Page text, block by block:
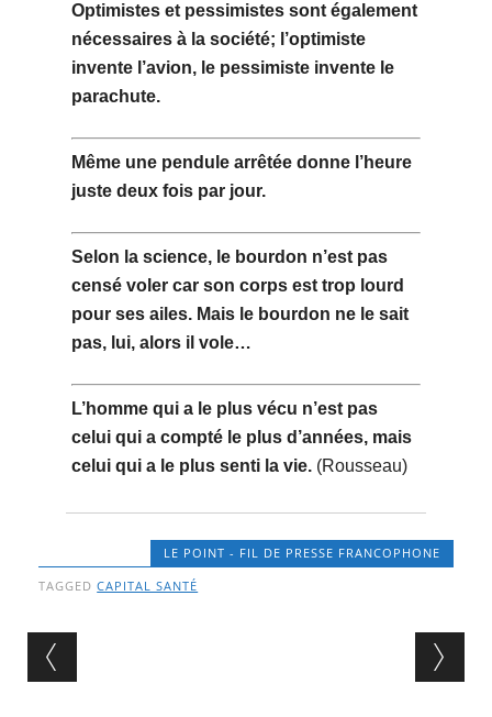
Optimistes et pessimistes sont également
nécessaires à la société; l’optimiste
invente l’avion, le pessimiste invente le
parachute.
Même une pendule arrêtée donne l’heure
juste deux fois par jour.
Selon la science, le bourdon n’est pas
censé voler car son corps est trop lourd
pour ses ailes. Mais le bourdon ne le sait
pas, lui, alors il vole…
L’homme qui a le plus vécu n’est pas
celui qui a compté le plus d’années, mais
celui qui a le plus senti la vie.(Rousseau)
LE POINT - FIL DE PRESSE FRANCOPHONE
TAGGEDCAPITAL SANTÉ
Post navigation